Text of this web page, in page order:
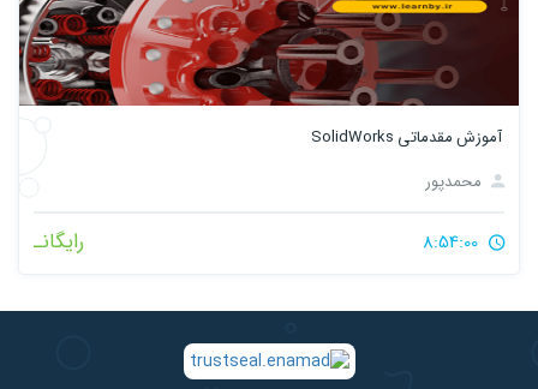
آموزش مقدماتی SolidWorks
محمدپور
رایگانـ